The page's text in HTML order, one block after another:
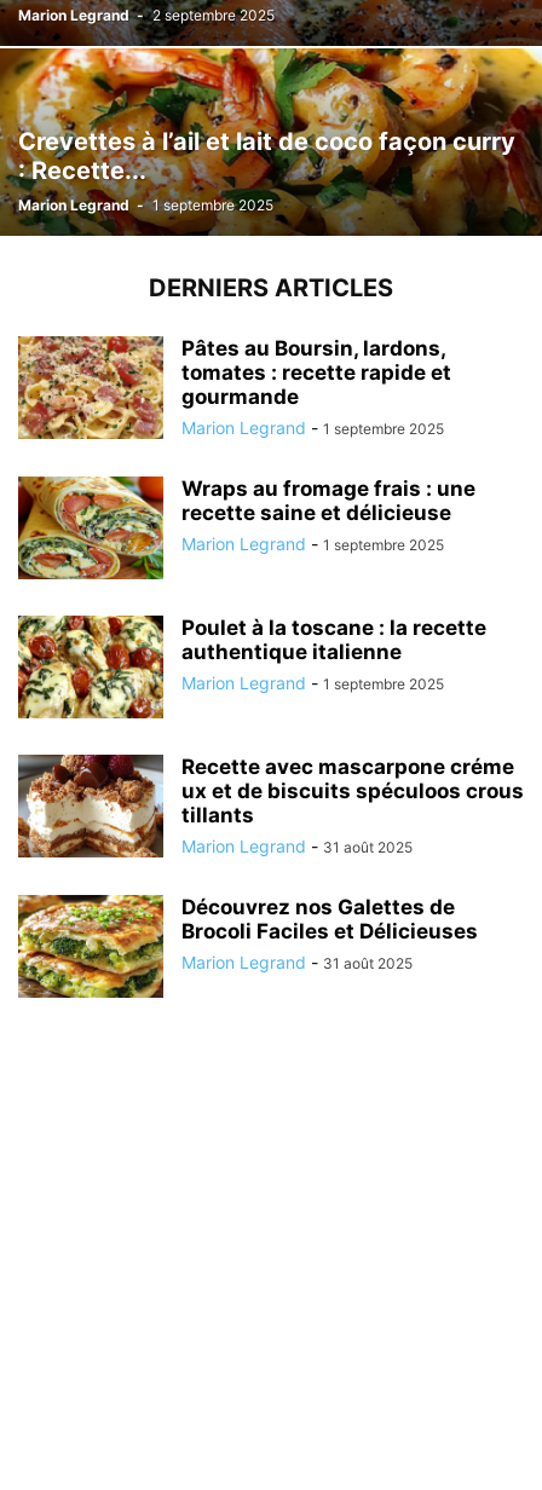
Marion Legrand - 2 septembre 2025
Crevettes à l’ail et lait de coco façon curry
: Recette...
Marion Legrand - 1 septembre 2025
DERNIERS ARTICLES
Pâtes au Boursin, lardons,
tomates : recette rapide et
gourmande
Marion Legrand - 1 septembre 2025
Wraps au fromage frais : une
recette saine et délicieuse
Marion Legrand - 1 septembre 2025
Poulet à la toscane : la recette
authentique italienne
Marion Legrand - 1 septembre 2025
Recette avec mascarpone créme
ux et de biscuits spéculoos crous
tillants
Marion Legrand - 31 août 2025
Découvrez nos Galettes de
Brocoli Faciles et Délicieuses
Marion Legrand - 31 août 2025